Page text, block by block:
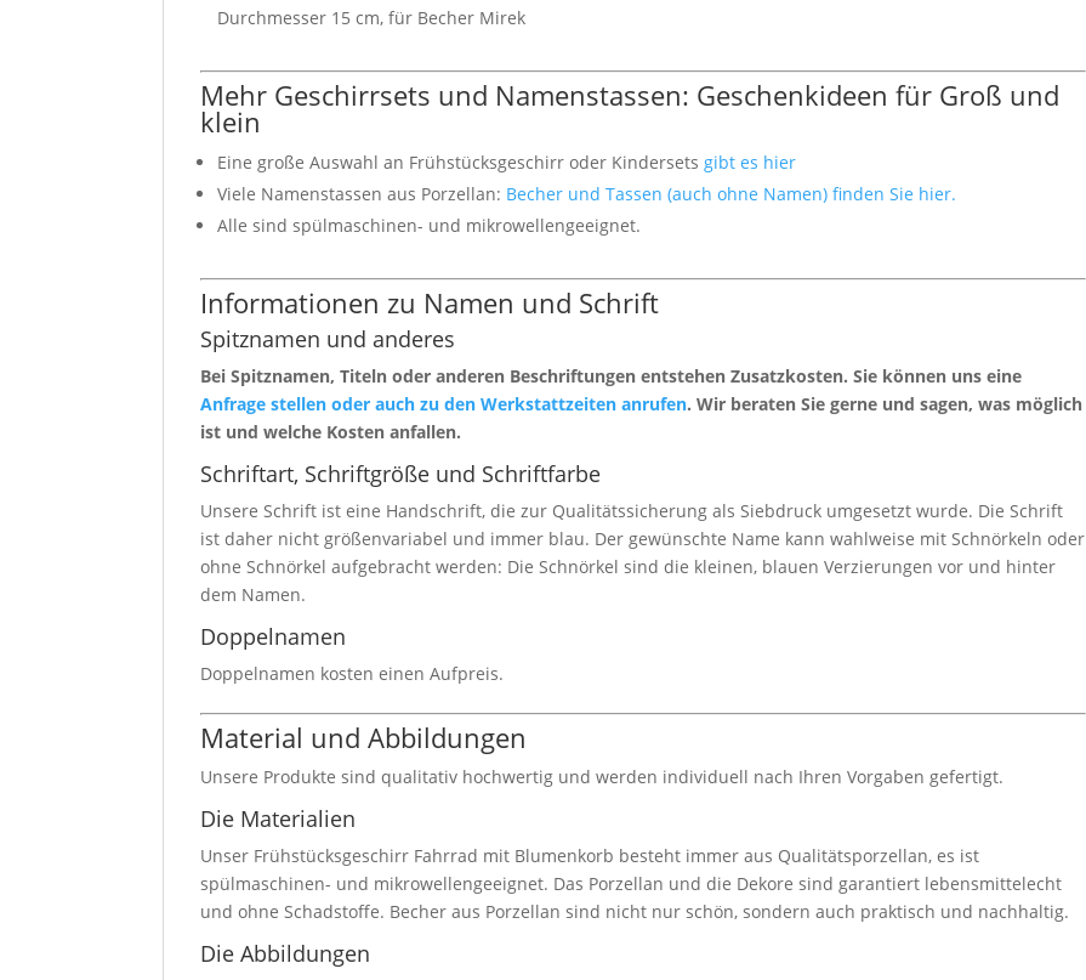
Durchmesser 15 cm, für Becher Mirek
Mehr Geschirrsets und Namenstassen: Geschenkideen für Groß und
klein
Eine große Auswahl an Frühstücksgeschirr oder Kindersetsgibt es hier
Viele Namenstassen aus Porzellan: Becher und Tassen (auch ohne Namen) finden Sie hier.
Alle sind spülmaschinen- und mikrowellengeeignet.
Informationen zu Namen und Schrift
Spitznamen und anderes
Bei Spitznamen, Titeln oder anderen Beschriftungen entstehen Zusatzkosten. Sie können uns eine
Anfrage stellen oder auch zu den Werkstattzeiten anrufen. Wir beraten Sie gerne und sagen, was möglich
ist und welche Kosten anfallen.
Schriftart, Schriftgröße und Schriftfarbe
Unsere Schrift ist eine Handschrift, die zur Qualitätssicherung als Siebdruck umgesetzt wurde. Die Schrift
ist daher nicht größenvariabel und immer blau. Der gewünschte Name kann wahlweise mit Schnörkeln oder
ohne Schnörkel aufgebracht werden: Die Schnörkel sind die kleinen, blauen Verzierungen vor und hinter
dem Namen.
Doppelnamen
Doppelnamen kosten einen Aufpreis.
Material und Abbildungen
Unsere Produkte sind qualitativ hochwertig und werden individuell nach Ihren Vorgaben gefertigt.
Die Materialien
Unser Frühstücksgeschirr Fahrrad mit Blumenkorb besteht immer aus Qualitätsporzellan, es ist
spülmaschinen- und mikrowellengeeignet. Das Porzellan und die Dekore sind garantiert lebensmittelecht
und ohne Schadstoffe. Becher aus Porzellan sind nicht nur schön, sondern auch praktisch und nachhaltig.
Die Abbildungen